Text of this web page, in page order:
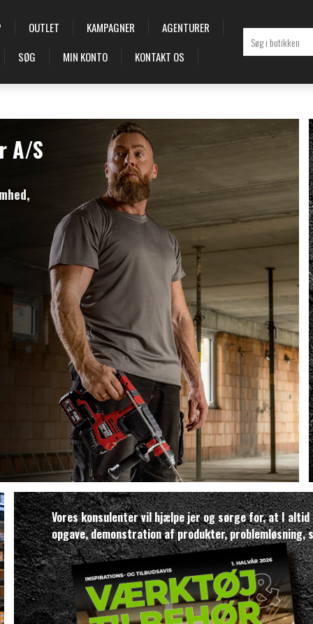
OUTLET KAMPAGNER
AGENTURER
SØG
MIN KONTO KONTAKT OS
A/S
Vores konsulenter vil hjælpe jer og sørge for, at I
opgave, demonstration af produkter, problemløsning,